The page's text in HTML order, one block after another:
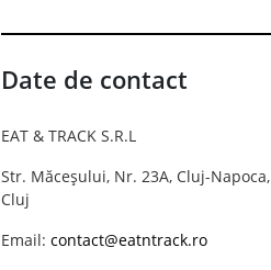
Date de contact
EAT & TRACK S.R.L
Str. Măceșului, Nr. 23A, Cluj-Napoca,
Cluj
Email: contact@eatntrack.ro